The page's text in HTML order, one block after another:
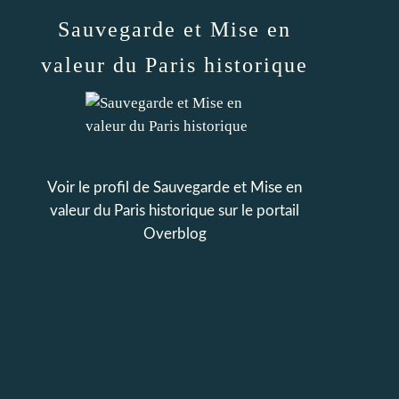
Sauvegarde et Mise en
valeur du Paris historique
Voir le profil de Sauvegarde et Mise en
valeur du Paris historique sur le portail
Overblog